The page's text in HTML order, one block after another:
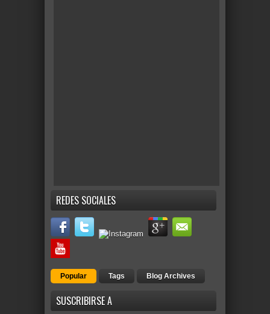
REDES SOCIALES
Popular Tags Blog Archives
SUSCRIBIRSE A